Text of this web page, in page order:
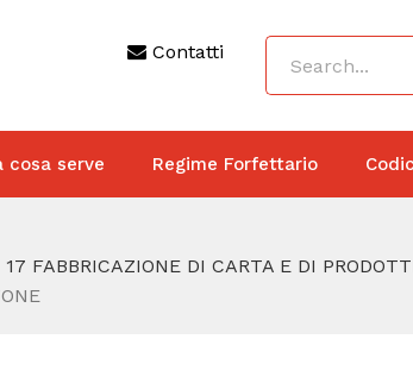
Contatti
cosa serve Regime Forfettario
17 FABBRICAZIONE DI CARTA E DI